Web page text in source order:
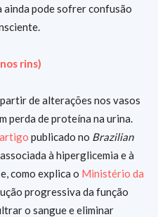
ainda pode sofrer confusão
rins)
de alterações nos vasos
perda de proteína na urina.
artigo publicado no Brazilian
à hiperglicemia e à
como explica o Ministério da
progressiva da função
o sangue e eliminar